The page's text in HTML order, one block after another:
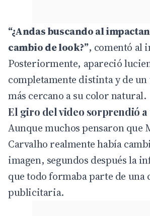
“¿Andas buscando al
cambio de look?”, comentó al
Posteriormente, apareció
completamente distinta y de
más cercano a su color natural.
El giro del video sorprendió a
Aunque muchos pensaron que
Carvalho realmente había
imagen, segundos después la
que todo formaba parte de una
publicitaria.